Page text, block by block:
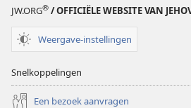
JW.ORG® / OFFICIËLE WEBSITE VAN
Weergave-instellingen
Snelkoppelingen
Een bezoek aanvragen